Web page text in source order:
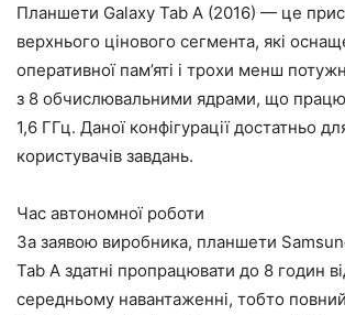
Планшети Galaxy Tab A (2016) — це
верхнього цінового сегмента, які
оперативної пам’яті і трохи менш
з 8 обчислювальними ядрами, що
1,6 ГГц. Даної конфігурації достатньо
користувачів завдань.
Час автономної роботи
За заявою виробника, планшети
Tab A здатні пропрацювати до 8 годин
середньому навантаженні, тобто